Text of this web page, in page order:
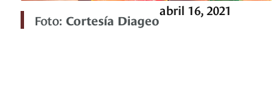
Foto: Cortesía Diageo
abril 16, 2021